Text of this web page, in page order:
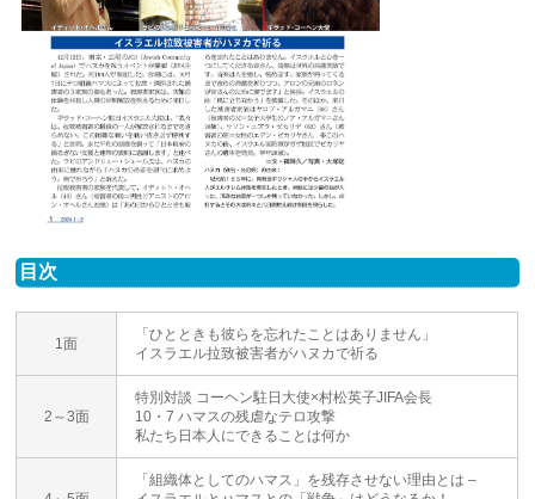
目次
1面
「ひとときも彼らを忘れたことはありません」
イスラエル拉致被害者がハヌカで祈る
2～3面
特別対談 コーヘン駐日大使×村松英子JIFA会長
10・7 ハマスの残虐なテロ攻撃
私たち日本人にできることは何か
「組織体としてのハマス」を残存させない理由とは –